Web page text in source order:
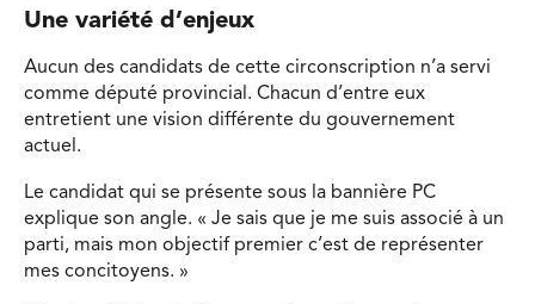
Une variété d’enjeux
Aucun des candidats de cette circonscription n’a servi
comme député provincial. Chacun d’entre eux
entretient une vision différente du gouvernement
actuel.
Le candidat qui se présente sous la bannière PC
explique son angle. « Je sais que je me suis associé à un
parti, mais mon objectif premier c’est de représenter
mes concitoyens. »